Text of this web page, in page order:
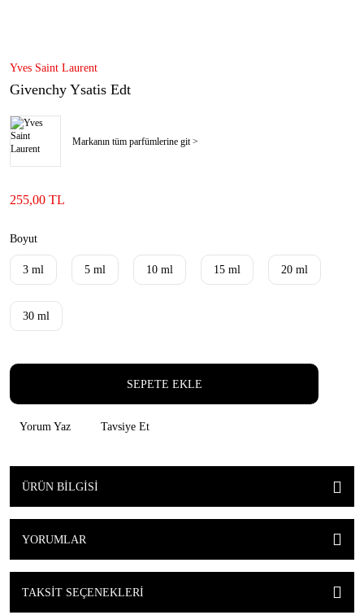
Yves Saint Laurent
Givenchy Ysatis Edt
Markanın tüm parfümlerine git >
255,00 TL
Boyut
3 ml 5 ml 10 ml 15 ml 20 ml
30 ml
SEPETE EKLE
Yorum Yaz Tavsiye Et
ÜRÜN BILGISI
YORUMLAR
TAKSIT SEÇENEKLERI